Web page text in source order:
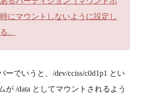
にマウントしないように設定し
。
ーでいうと、/dev/cciss/c0d1p1 とい
が /data としてマウントされるよう